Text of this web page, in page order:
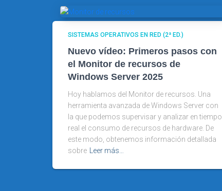
SISTEMAS OPERATIVOS EN RED (2ª ED.)
Nuevo vídeo: Primeros pasos con
el Monitor de recursos de
Windows Server 2025
Hoy hablamos del Monitor de recursos. Una
herramienta avanzada de Windows Server con
la que podemos supervisar y analizar en tiempo
real el consumo de recursos de hardware. De
este modo, obtenemos información detallada
sobre
Leer más…